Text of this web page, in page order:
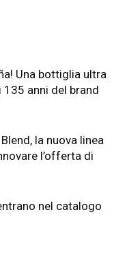
Una bottiglia ultra
anni del brand
la nuova linea
l’offerta di
nel catalogo